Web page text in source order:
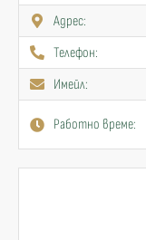
Адрес:
Телефон:
Имейл:
Работно време: